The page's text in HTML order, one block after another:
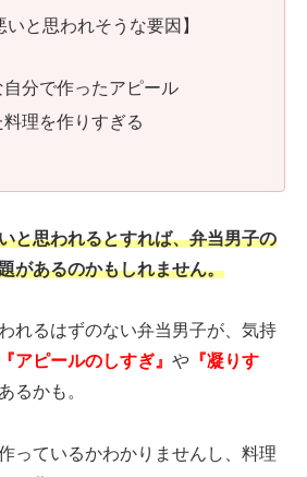
いと思われそうな要因】
自分で作ったアピール
料理を作りすぎる
と思われるとすれば、弁当男子の
があるのかもしれません。
れるはずのない弁当男子が、気持
『アピールのしすぎ』 や 『凝りす
るかも。
っているかわかりませんし、料理